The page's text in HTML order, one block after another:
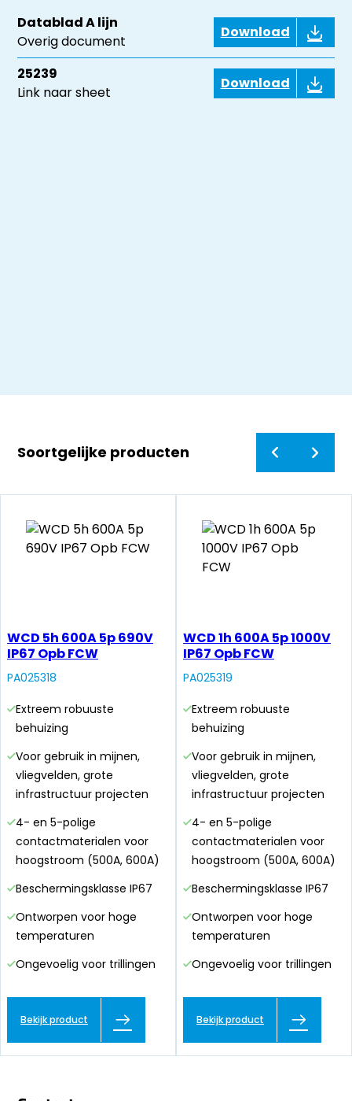
Datablad A lijn
Overig document
Download
25239
Link naar sheet
Download
Soortgelijke producten
WCD 5h 600A 5p 690V
IP67 Opb FCW
PA025318
Extreem robuuste
behuizing
Voor gebruik in mijnen,
vliegvelden, grote
infrastructuur projecten
4- en 5-polige
contactmaterialen voor
hoogstroom (500A, 600A)
Beschermingsklasse IP67
Ontworpen voor hoge
temperaturen
Ongevoelig voor trillingen
Bekijk product
WCD 1h 600A 5p 1000V
IP67 Opb FCW
PA025319
Extreem robuuste
behuizing
Voor gebruik in mijnen,
vliegvelden, grote
infrastructuur projecten
4- en 5-polige
contactmaterialen voor
hoogstroom (500A, 600A)
Beschermingsklasse IP67
Ontworpen voor hoge
temperaturen
Ongevoelig voor trillingen
Bekijk product